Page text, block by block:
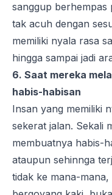
sanggup berhempas
tak acuh dengan
memiliki nyala rasa
hingga sampai jadi
6. Saat mereka
habis-habisan
Insan yang memiliki
sekerat jalan. Sekali
membuatnya habis-
ataupun sehinnga
tidak ke mana-